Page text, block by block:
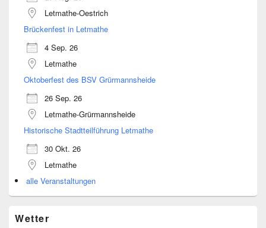
Letmathe-Oestrich
Brückenfest in Letmathe
4 Sep. 26
Letmathe
Oktoberfest des BSV Grürmannsheide
26 Sep. 26
Letmathe-Grürmannsheide
Historische Stadtteilführung Letmathe
30 Okt. 26
Letmathe
alle Veranstaltungen
Wetter